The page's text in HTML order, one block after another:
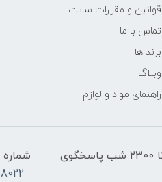
قوانین و مقررات سایت
تماس با ما
برند ها
وبلاگ
راهنمای مواد و لوازم
هفت روز هفته ، از ساعت ۰۹۰۰ صبح تا ۲۳00 شب پاسخگوی
_02166836216